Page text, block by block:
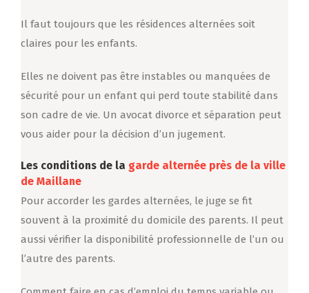
Il faut toujours que les résidences alternées soit
claires pour les enfants.
Elles ne doivent pas être instables ou manquées de
sécurité pour un enfant qui perd toute stabilité dans
son cadre de vie. Un avocat divorce et séparation peut
vous aider pour la décision d’un jugement.
Les conditions de la garde alternée près de la ville
de Maillane
Pour accorder les gardes alternées, le juge se fit
souvent à la proximité du domicile des parents. Il peut
aussi vérifier la disponibilité professionnelle de l’un ou
l’autre des parents.